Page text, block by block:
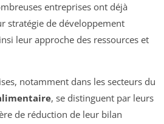
entreprises ont déjà
stratégie de développement
leur approche des ressources et
notamment dans les secteurs du
, se distinguent par leurs
de réduction de leur bilan